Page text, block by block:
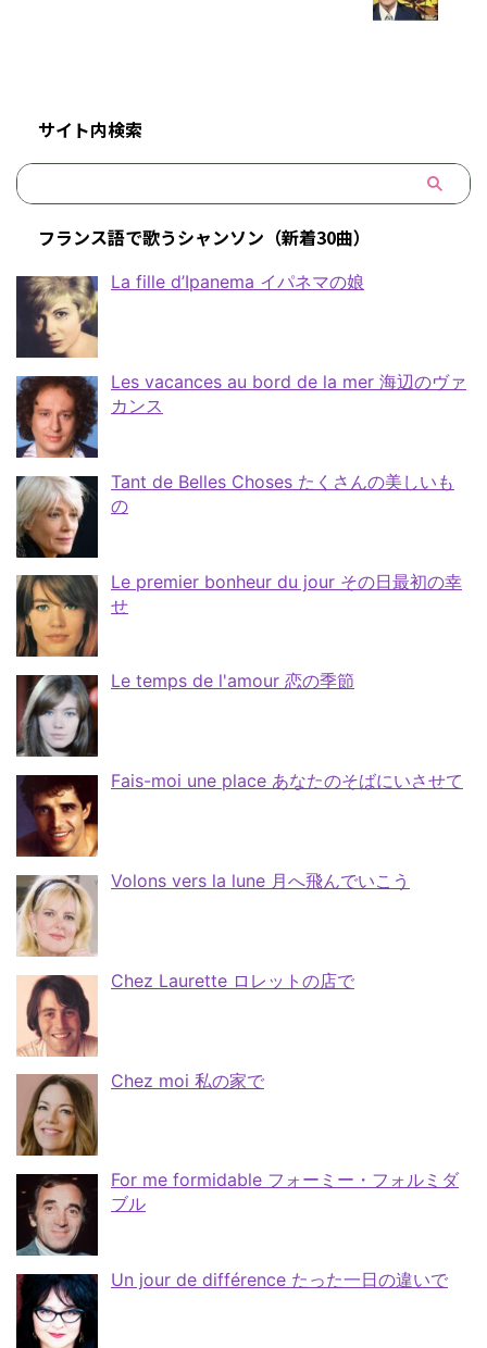
サイト内検索
フランス語で歌うシャンソン（新着30曲）
La fille d’Ipanema イパネマの娘
Les vacances au bord de la mer 海辺のヴァ
カンス
Tant de Belles Choses たくさんの美しいも
の
Le premier bonheur du jour その日最初の幸
せ
Le temps de l'amour 恋の季節
Fais-moi une place あなたのそばにいさせて
Volons vers la lune 月へ飛んでいこう
Chez Laurette ロレットの店で
Chez moi 私の家で
For me formidable フォーミー・フォルミダ
ブル
Un jour de différence たった一日の違いで